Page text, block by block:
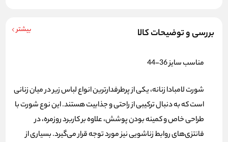
بررسی و توضیحات کالا بیشتر
مناسب سایز 36-44
شورت لامبادا زنانه، یکی از پرطرفدارترین انواع لباس زیر در میان زنانی
است که به دنبال ترکیبی از راحتی و جذابیت هستند. این نوع شورت با
طراحی خاص و کمینه بودن پوشش، علاوه بر کاربرد روزمره، در
فانتزی‌های روابط زناشویی نیز مورد توجه قرار می‌گیرد. بسیاری از